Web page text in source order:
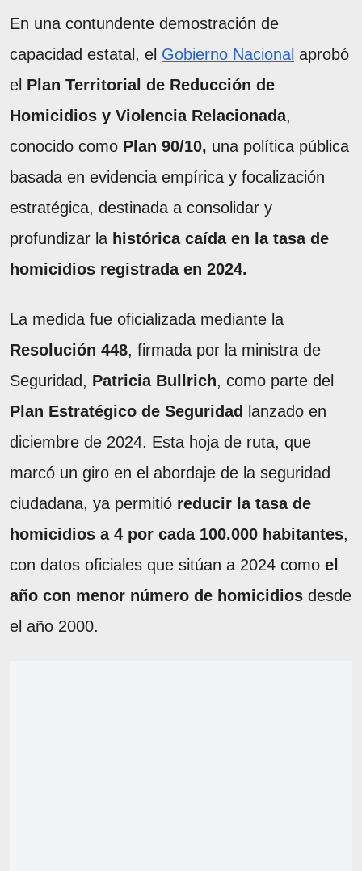
En una contundente demostración de
capacidad estatal, el Gobierno Nacional aprobó
el Plan Territorial de Reducción de
Homicidios y Violencia Relacionada,
conocido como Plan 90/10, una política pública
basada en evidencia empírica y focalización
estratégica, destinada a consolidar y
profundizar la histórica caída en la tasa de
homicidios registrada en 2024.
La medida fue oficializada mediante la
Resolución 448, firmada por la ministra de
Seguridad, Patricia Bullrich, como parte del
Plan Estratégico de Seguridad
lanzado en
diciembre de 2024. Esta hoja de ruta, que
marcó un giro en el abordaje de la seguridad
ciudadana, ya permitió reducir la tasa de
homicidios a 4 por cada 100.000 habitantes,
con datos oficiales que sitúan a 2024 como el
año con menor número de homicidios desde
el año 2000.